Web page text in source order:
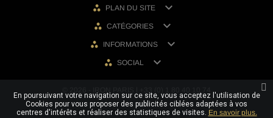
PLAN DU SITE 
CATÉGORIES 
INFORMATIONS 
SOCIAL 
En poursuivant votre navigation sur ce site, vous acceptez l'utilisation de
Cookies pour vous proposer des publicités ciblées adaptées à vos
centres d'intérêts et réaliser des statistiques de visites. En savoir plus.